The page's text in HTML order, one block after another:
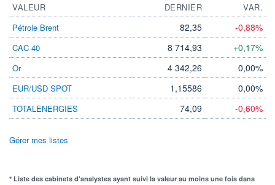
VALEUR DERNIER
VAR.
Pétrole Brent
82,35 -0,88%
CAC 40 8 714,93 +0,17%
Or 4 342,26 0,00%
EUR/USD SPOT 1,15586 0,00%
TOTALENERGIES 74,09 -0,60%
Gérer mes listes
* Liste des cabinets d'analystes ayant suivi la valeur au moins une fois dans